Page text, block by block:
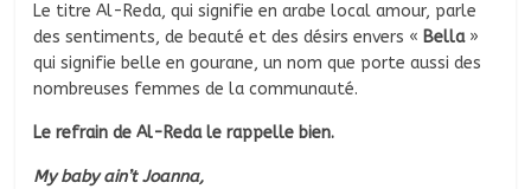
Le titre Al-Reda, qui signifie en arabe local amour, parle
des sentiments, de beauté et des désirs envers « Bella»
qui signifie belle en gourane, un nom que porte aussi des
nombreuses femmes de la communauté.
Le refrain de Al-Reda le rappelle bien.
My baby ain’t Joanna,